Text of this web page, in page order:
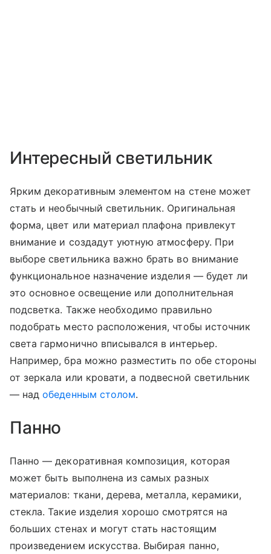
Интересный светильник
Ярким декоративным элементом на стене может
стать и необычный светильник. Оригинальная
форма, цвет или материал плафона привлекут
внимание и создадут уютную атмосферу. При
выборе светильника важно брать во внимание
функциональное назначение изделия — будет ли
это основное освещение или дополнительная
подсветка. Также необходимо правильно
подобрать место расположения, чтобы источник
света гармонично вписывался в интерьер.
Например, бра можно разместить по обе стороны
от зеркала или кровати, а подвесной светильник
— надобеденным столом.
Панно
Панно — декоративная композиция, которая
может быть выполнена из самых разных
материалов: ткани, дерева, металла, керамики,
стекла. Такие изделия хорошо смотрятся на
больших стенах и могут стать настоящим
произведением искусства. Выбирая панно,